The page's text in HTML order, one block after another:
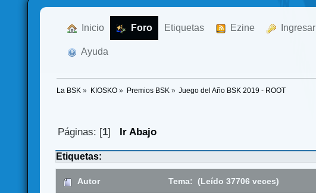
Inicio Foro Etiquetas Ezine Ingresar
Ayuda
La BSK » KIOSKO» Premios BSK » Juego del Año BSK 2019 - ROOT
Páginas: [1] Ir Abajo
Etiquetas:
Autor Tema: (Leído 37706 veces)